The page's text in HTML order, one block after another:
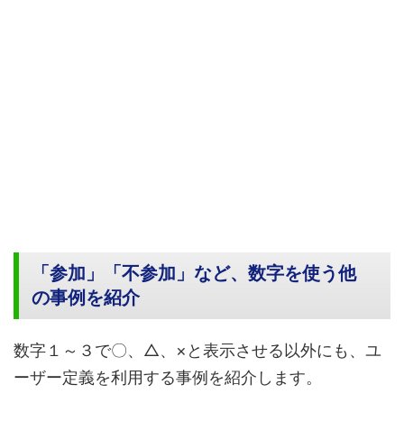
「参加」「不参加」など、数字を使う他
の事例を紹介
数字１～３で〇、△、×と表示させる以外にも、ユ
ーザー定義を利用する事例を紹介します。